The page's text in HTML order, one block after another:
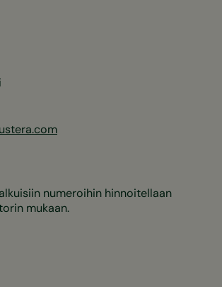
numeroihin hinnoitellaan
mukaan.